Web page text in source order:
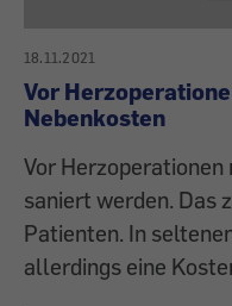
18.11.2021
Vor
Nebenkosten
Vor Herzoperationen
saniert werden. Das
Patienten. In
allerdings eine